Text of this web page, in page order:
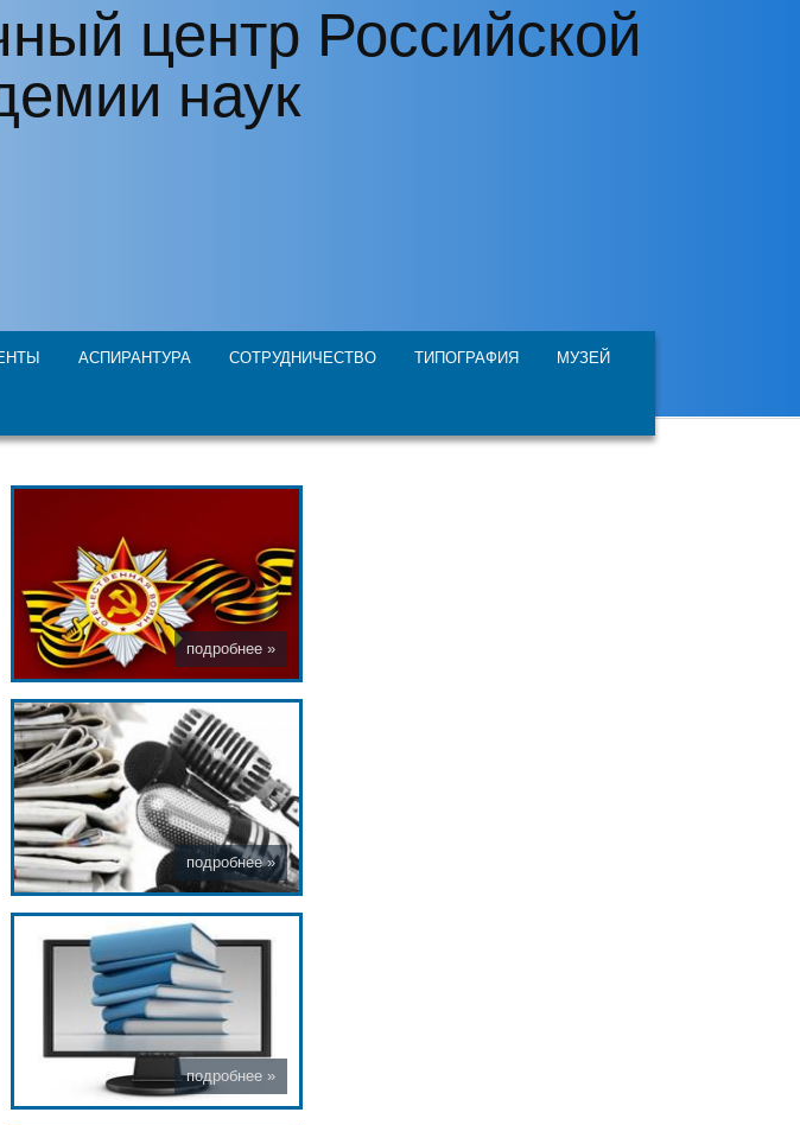
центр Российской
наук
АСПИРАНТУРА СОТРУДНИЧЕСТВО ТИПОГРАФИЯ МУЗЕЙ